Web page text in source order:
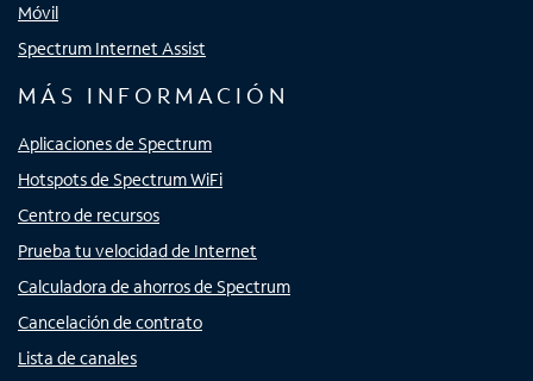
Móvil
Spectrum Internet Assist
MÁS INFORMACIÓN
Aplicaciones de Spectrum
Hotspots de Spectrum WiFi
Centro de recursos
Prueba tu velocidad de Internet
Calculadora de ahorros de Spectrum
Cancelación de contrato
Lista de canales